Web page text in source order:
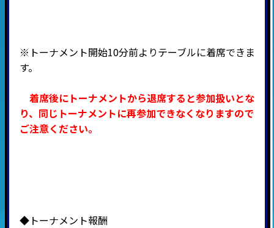
※トーナメント開始10分前よりテーブルに着席できま
す。
着席後にトーナメントから退席すると参加扱いとな
り、同じトーナメントに再参加できなくなりますので
ご注意ください。
◆トーナメント報酬